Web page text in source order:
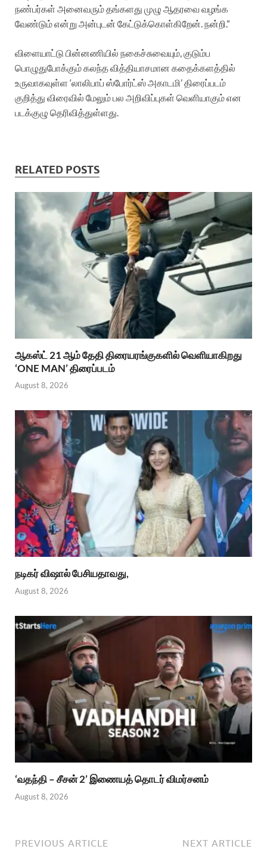
நண்பர்கள் அனைவரும் தங்களது முழு ஆதரவை வழங்க
வேண்டும் என்று அன்புடன் கேட்டுக்கொள்கிறேன். நன்றி.”
விளையாட்டு பின்னணியில் நகைச்சுவையும், குடும்ப
பொழுதுபோக்கும் கலந்த வித்தியாசமான கதைக்களத்தில்
உருவாகவுள்ள ‘லாலிபாப் ஸ்போர்ட்ஸ் அகாடமி’ திரைப்படம்
குறித்து விரைவில் மேலும் பல அறிவிப்புகள் வெளியாகும் என
படக்குழு தெரிவித்துள்ளது.
RELATED POSTS
ஆகஸ்ட் 21 ஆம் தேதி திரையரங்குகளில் வெளியாகிறது
‘ONE MAN’ திரைப்படம்
August 8, 2026
நடிகர் விஷால் பேசியதாவது,
August 8, 2026
‘வதந்தி – சீசன் 2’ இணையத் தொடர் விமர்சனம்
August 8, 2026
PREVIOUS ARTICLE NEXT ARTICLE